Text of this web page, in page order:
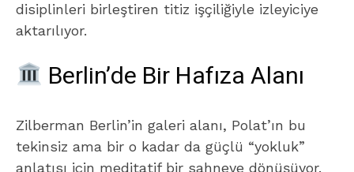
disiplinleri birleştiren titiz işçiliğiyle izleyiciye
aktarılıyor.
Berlin’de Bir Hafıza Alanı
Zilberman Berlin’in galeri alanı, Polat’ın bu
tekinsiz ama bir o kadar da güçlü “yokluk”
anlatısı için meditatif bir sahneye dönüşüyor.